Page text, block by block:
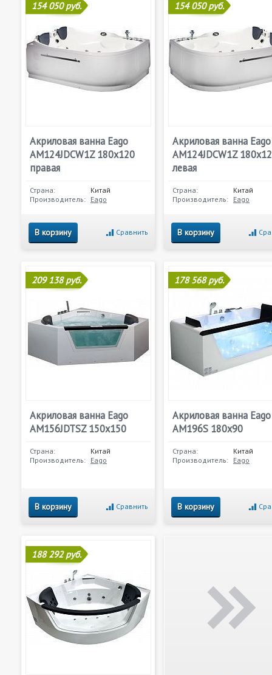
154 050 руб.
Акриловая ванна Eago
AM124JDCW1Z 180х120
правая
Страна:
Китай
Производитель: Eago
В корзину Сравнить
154 050 руб.
Акриловая ванна Eago
AM124JDCW1Z
левая
Страна:
Китай
Производитель: Eago
В корзину
209 138 руб.
Акриловая ванна Eago
AM156JDTSZ 150х150
Страна:
Китай
Производитель: Eago
В корзину Сравнить
178 568 руб.
Акриловая ванна Eago
AM196S 180х90
Страна:
Китай
Производитель: Eago
В корзину
188 292 руб.